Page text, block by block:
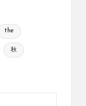
the
秋